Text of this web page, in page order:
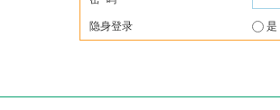
隐身登录